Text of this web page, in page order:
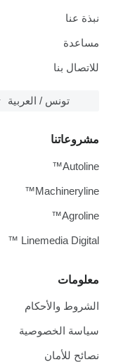
نبذة عنا
مساعدة
للاتصال بنا
تونس / العربية
معلومات
الشروط والأحكام
سياسة الخصوصية
نصائح للأمان
مشروعاتنا
Autoline™
Machineryline™
Agroline™
Linemedia Digital ™